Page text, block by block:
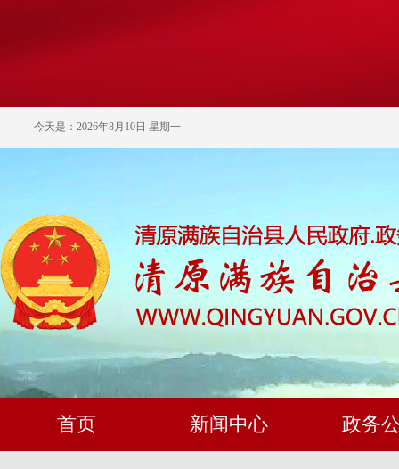
今天是：2026年8月10日 星期一
首页 新闻中心 政务